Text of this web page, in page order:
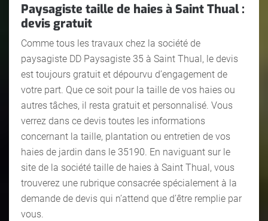
Paysagiste taille de haies à Saint Thual :
devis gratuit
Comme tous les travaux chez la société de
paysagiste DD Paysagiste 35 à Saint Thual, le devis
est toujours gratuit et dépourvu d’engagement de
votre part. Que ce soit pour la taille de vos haies ou
autres tâches, il resta gratuit et personnalisé. Vous
verrez dans ce devis toutes les informations
concernant la taille, plantation ou entretien de vos
haies de jardin dans le 35190. En naviguant sur le
site de la société taille de haies à Saint Thual, vous
trouverez une rubrique consacrée spécialement à la
demande de devis qui n’attend que d’être remplie par
vous.